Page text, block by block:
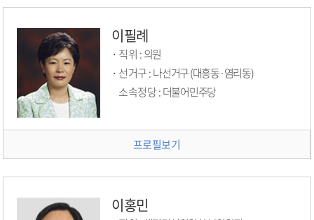
이필례
직위 :의원
선거구 :
나선거구 (대흥동·염리동)
소속정당 :더불어민주당
프로필보기
이홍민